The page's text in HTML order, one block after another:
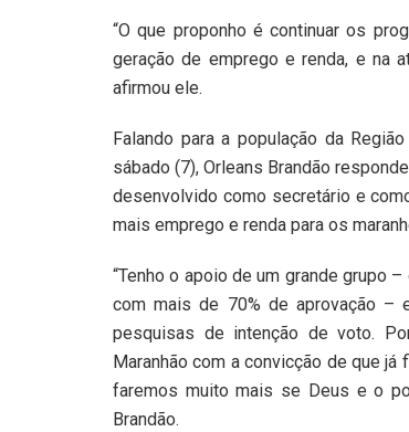
“O que proponho é continuar os
geração de emprego e renda, e na
afirmou ele.
Falando para a população da
sábado (7), Orleans Brandão
desenvolvido como secretário e
mais emprego e renda para os
“Tenho o apoio de um grande grupo
com mais de 70% de aprovação –
pesquisas de intenção de voto.
Maranhão com a convicção de que
faremos muito mais se Deus e o
Brandão.